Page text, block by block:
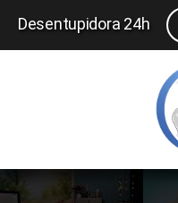
Desentupidora 24h